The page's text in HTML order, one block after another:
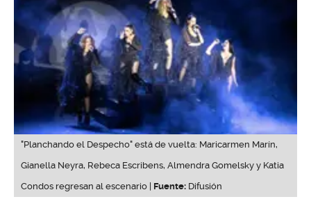
"Planchando el Despecho" está de vuelta: Maricarmen Marín,
Gianella Neyra, Rebeca Escribens, Almendra Gomelsky y Katia
Condos regresan al escenario | Fuente: Difusión